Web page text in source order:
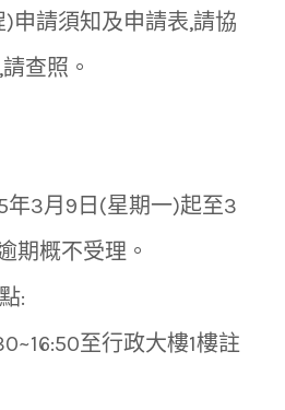
申請須知及申請表,請協
查照。
年3月9日(星期一)起至3
期概不受理。
:
至行政大樓1樓註